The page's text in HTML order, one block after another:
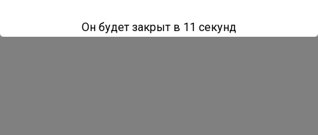
Он будет закрыт в 10 секунд